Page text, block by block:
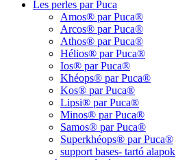
Les perles par Puca
Amos® par Puca®
Arcos® par Puca®
Athos® par Puca®
Hélios® par Puca®
Ios® par Puca®
Khéops® par Puca®
Kos® par Puca®
Lipsi® par Puca®
Minos® par Puca®
Samos® par Puca®
Superkhéops® par Puca®
support bases- tartó alapok